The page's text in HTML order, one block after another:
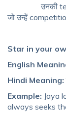
उनकी
जो उन्हें
Star in your
English
Hindi Meaning:
Example: Jaya
always seeks